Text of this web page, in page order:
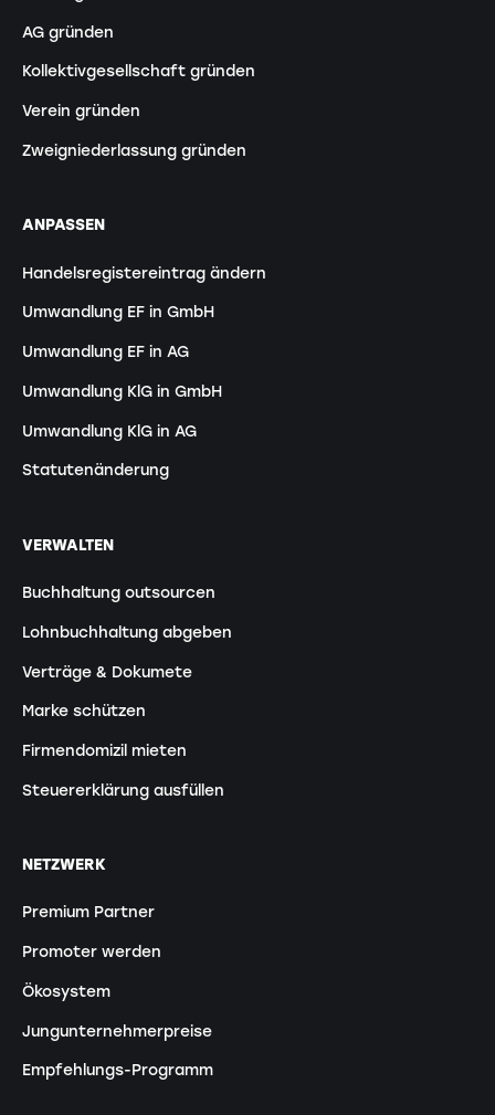
AG gründen
Kollektivgesellschaft gründen
Verein gründen
Zweigniederlassung gründen
ANPASSEN
Handelsregistereintrag ändern
Umwandlung EF in GmbH
Umwandlung EF in AG
Umwandlung KlG in GmbH
Umwandlung KlG in AG
Statutenänderung
VERWALTEN
Buchhaltung outsourcen
Lohnbuchhaltung abgeben
Verträge & Dokumete
Marke schützen
Firmendomizil mieten
Steuererklärung ausfüllen
NETZWERK
Premium Partner
Promoter werden
Ökosystem
Jungunternehmerpreise
Empfehlungs-Programm